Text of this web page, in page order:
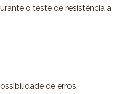
o teste de resistência à
de erros.